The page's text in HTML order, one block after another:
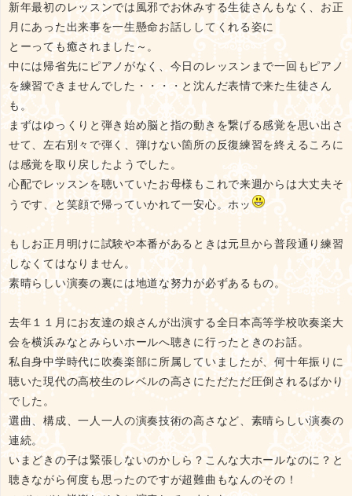
新年最初のレッスンでは風邪でお休みする生徒さんもなく、お正
月にあった出来事を一生懸命お話ししてくれる姿に
とーっても癒されました～。
中には帰省先にピアノがなく、今日のレッスンまで一回もピアノ
を練習できませんでした・・・・と沈んだ表情で来た生徒さん
も。
まずはゆっくりと弾き始め脳と指の動きを繋げる感覚を思い出さ
せて、左右別々で弾く、弾けない箇所の反復練習を終えるころに
は感覚を取り戻したようでした。
心配でレッスンを聴いていたお母様もこれで来週からは大丈夫そ
うです、と笑顔で帰っていかれて一安心。ホッ
もしお正月明けに試験や本番があるときは元旦から普段通り練習
しなくてはなりません。
素晴らしい演奏の裏には地道な努力が必ずあるもの。
去年１１月にお友達の娘さんが出演する全日本高等学校吹奏楽大
会を横浜みなとみらいホールへ聴きに行ったときのお話。
私自身中学時代に吹奏楽部に所属していましたが、何十年振りに
聴いた現代の高校生のレベルの高さにただただ圧倒されるばかり
でした。
選曲、構成、一人一人の演奏技術の高さなど、素晴らしい演奏の
連続。
いまどきの子は緊張しないのかしら？こんな大ホールなのに？と
聴きながら何度も思ったのですが超難曲もなんのその！